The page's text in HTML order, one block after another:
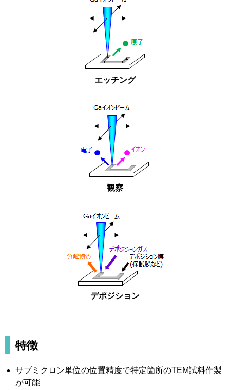
エッチング
観察
デポジション
特徴
サブミクロン単位の位置精度で特定箇所のTEM試料作製
が可能